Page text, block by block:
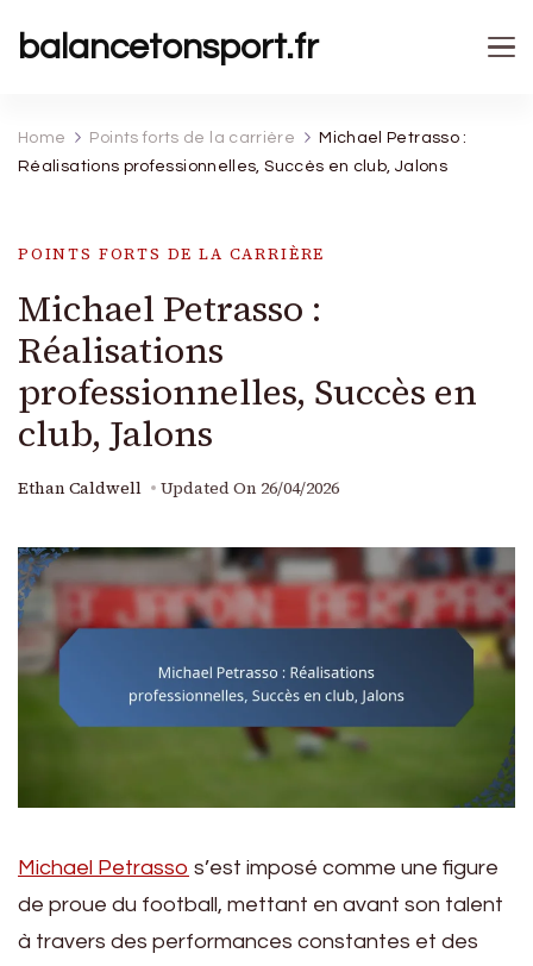
balancetonsport.fr
Home Points forts de la carrière
Michael Petrasso :
Réalisations professionnelles, Succès en club, Jalons
POINTS FORTS DE LA CARRIÈRE
Michael Petrasso :
Réalisations
professionnelles, Succès en
club, Jalons
Ethan Caldwell Updated On 26/04/2026
Michael Petrasso s’est imposé comme une figure
de proue du football, mettant en avant son talent
à travers des performances constantes et des